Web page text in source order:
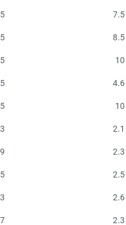
7.5
8.5
10
4.6
10
2.1
2.3
2.5
5
2.6
2.3